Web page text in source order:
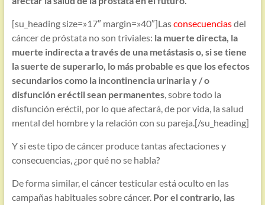
[su_heading size=»17″ margin=»40″]Lasconsecuenciasdel
cáncer de próstata no son triviales: la muerte directa, la
muerte indirecta a través de una metástasis o, si se tiene
la suerte de superarlo, lo más probable es que los efectos
secundarios como la incontinencia urinaria y / o
disfunción eréctil sean permanentes, sobre todo la
disfunción eréctil, por lo que afectará, de por vida, la salud
mental del hombre y la relación con su pareja.[/su_heading]
Y si este tipo de cáncer produce tantas afectaciones y
consecuencias, ¿por qué no se habla?
De forma similar, el cáncer testicular está oculto en las
campañas habituales sobre cáncer. Por el contrario, las